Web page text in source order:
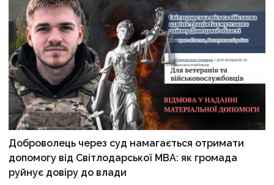
Доброволець через суд намагається отримати
допомогу від Світлодарської МВА: як громада
руйнує довіру до влади